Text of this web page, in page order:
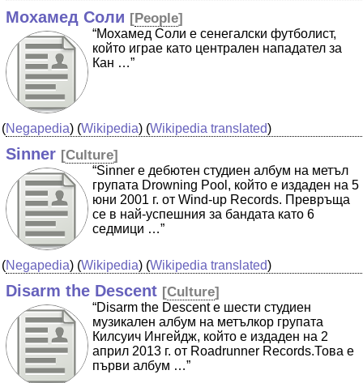
Мохамед Соли [People]
“Мохамед Соли е сенегалски футболист,
който играе като централен нападател за
Кан …”
(Negapedia) (Wikipedia) (Wikipedia translated)
Sinner [Culture]
“Sinner е дебютен студиен албум на метъл
групата Drowning Pool, който е издаден на 5
юни 2001 г. от Wind-up Records. Превръща
се в най-успешния за бандата като 6
седмици …”
(Negapedia) (Wikipedia) (Wikipedia translated)
Disarm the Descent [Culture]
“Disarm the Descent е шести студиен
музикален албум на метълкор групата
Килсуич Ингейдж, който е издаден на 2
април 2013 г. от Roadrunner Records.Това е
първи албум …”